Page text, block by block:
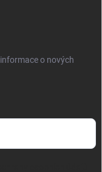
o nových